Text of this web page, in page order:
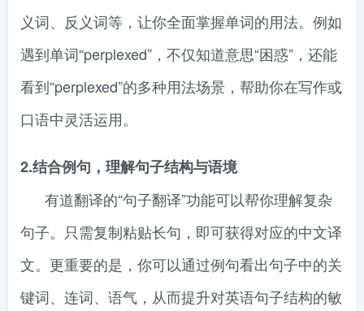
义词、反义词等，让你全面掌握单词的用法。例如
遇到单词“perplexed”，不仅知道意思“困惑”，还能
看到“perplexed”的多种用法场景，帮助你在写作或
口语中灵活运用。
2.结合例句，理解句子结构与语境
有道翻译的“句子翻译”功能可以帮你理解复杂
句子。只需复制粘贴长句，即可获得对应的中文译
文。更重要的是，你可以通过例句看出句子中的关
键词、连词、语气，从而提升对英语句子结构的敏